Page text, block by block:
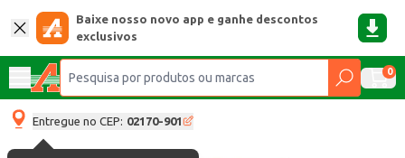
Baixe nosso novo app e ganhe descontos
exclusivos
0
Entregue no CEP: 02170-901